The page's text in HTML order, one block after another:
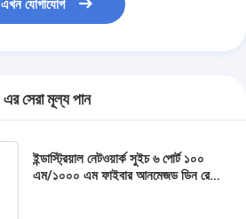
এখন যোগাযোগ
এর সেরা মূল্য পান
ইন্ডাস্ট্রিয়াল নেটওয়ার্ক সুইচ ৬ পোর্ট ১০০
এম/১০০০ এম ফাইবার আনমেজড ডিন রেল